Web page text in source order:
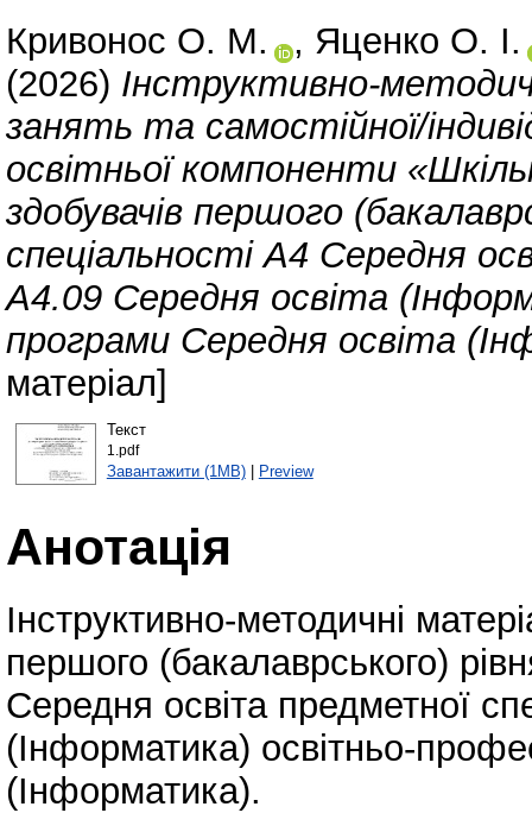
Кривонос О. М. , Яценко О. І.
(2026) Інструктивно-
занять та самостійної/
освітньої компоненти
здобувачів першого
спеціальності А4 Середня
А4.09 Середня освіта
програми Середня освіта
матеріал]
Текст
1.pdf
Завантажити (1MB)| Preview
Анотація
Інструктивно-методичні
першого (бакалаврського)
Середня освіта предметної
(Інформатика) освітньо-
(Інформатика).